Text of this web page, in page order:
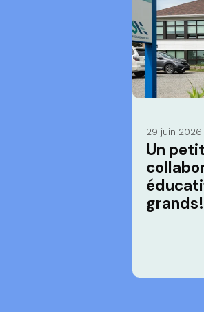
29 juin 2026
Un
grands!